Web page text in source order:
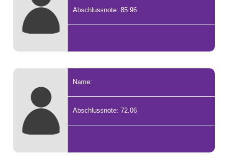
Abschlussnote: 85.96
Name:
Abschlussnote: 72.06